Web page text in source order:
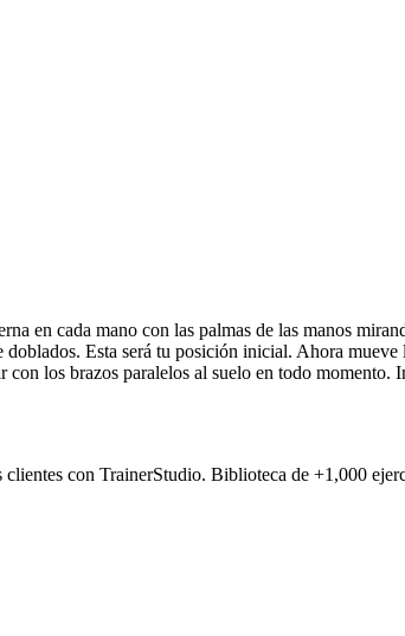
en cada mano con las palmas de las manos
doblados. Esta será tu posición inicial. Ahora
los brazos paralelos al suelo en todo
clientes con TrainerStudio. Biblioteca de +1,000